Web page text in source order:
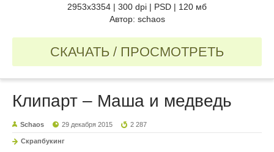
2953х3354 | 300 dpi | PSD | 120 мб
Автор: schaos
СКАЧАТЬ / ПРОСМОТРЕТЬ
Клипарт – Маша и медведь
Schaos 29 декабря 2015 2 287
Скрапбукинг